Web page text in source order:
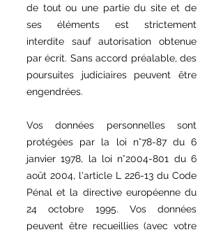
de tout ou une partie du site et de
ses éléments est strictement
interdite sauf autorisation obtenue
par écrit. Sans accord préalable, des
poursuites judiciaires peuvent être
engendrées.
Vos données personnelles sont
protégées par la loi n°78-87 du 6
janvier 1978, la loi n°2004-801
du 6
août 2004, l'article L 226-13 du Code
Pénal et la directive européenne du
24 octobre 1995. Vos données
peuvent être recueillies (avec votre